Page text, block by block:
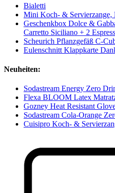
Bialetti
Mini Koch- & Servierzange,
Geschenkbox Dolce &
Carretto Siciliano + 2
Scheurich Pflanzgefäß C-
Eulenschnitt Klappkarte
Neuheiten:
Sodastream Energy Zero
Flexa BLOOM Latex
Gozney Heat Resistant
Sodastream Cola-Orange
Cuisipro Koch- &